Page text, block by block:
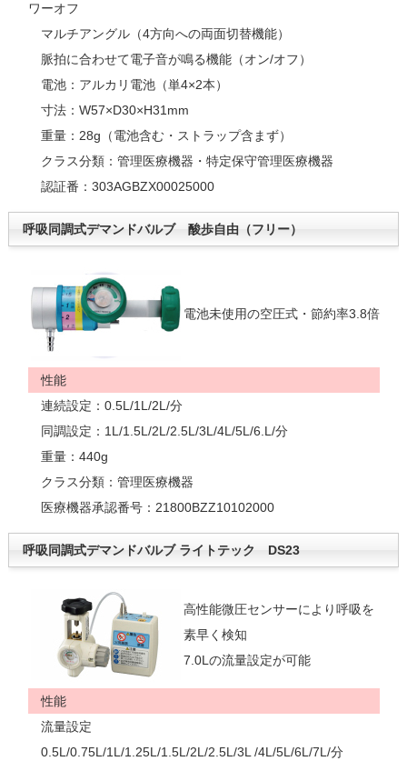
ワーオフ
マルチアングル（4方向への両面切替機能）
脈拍に合わせて電子音が鳴る機能（オン/オフ）
電池：アルカリ電池（単4×2本）
寸法：W57×D30×H31mm
重量：28g（電池含む・ストラップ含まず）
クラス分類：管理医療機器・特定保守管理医療機器
認証番：303AGBZX00025000
呼吸同調式デマンドバルブ 酸歩自由（フリー）
電池未使用の空圧式・節約率3.8倍
性能
連続設定：0.5L/1L/2L/分
同調設定：1L/1.5L/2L/2.5L/3L/4L/5L/6.L/分
重量：440g
クラス分類：管理医療機器
医療機器承認番号：21800BZZ10102000
呼吸同調式デマンドバルブ ライトテック DS23
高性能微圧センサーにより呼吸を
素早く検知
7.0Lの流量設定が可能
性能
流量設定
0.5L/0.75L/1L/1.25L/1.5L/2L/2.5L/3L /4L/5L/6L/7L/分